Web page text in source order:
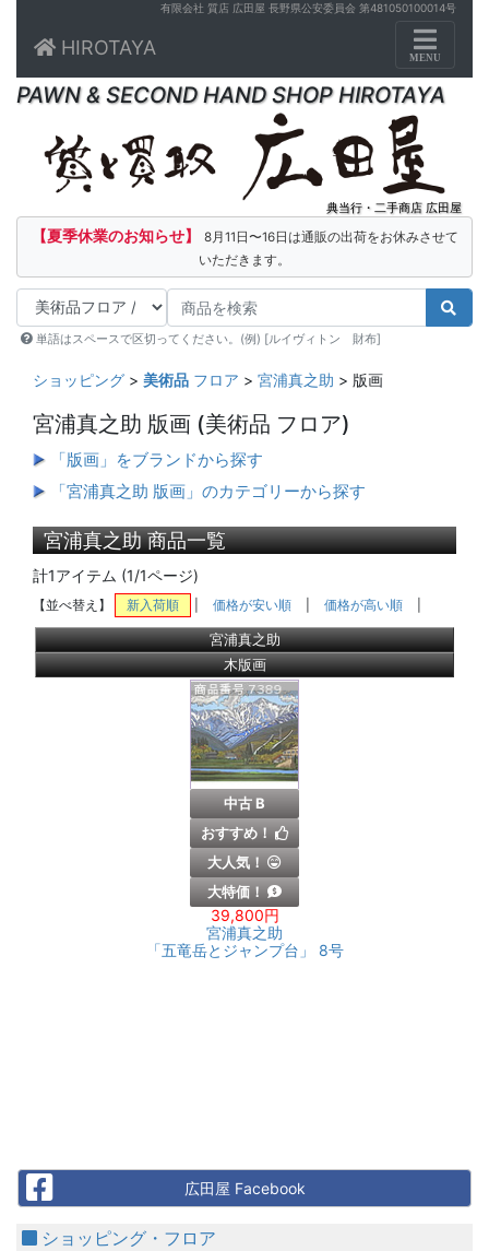
有限会社 質店 広田屋 長野県公安委員会 第481050100014号
HIROTAYA
Toggle
MENU
PAWN & SECOND HAND SHOP HIROTAYA
典当行・二手商店 広田屋
【夏季休業のお知らせ】
8月11日〜16日は通販の出荷をお休みさせて
いただきます。
単語はスペースで区切ってください。(例) [ルイヴィトン 財布]
ショッピング > 美術品 フロア > 宮浦真之助 > 版画
宮浦真之助 版画 (美術品 フロア)
「版画」をブランドから探す
「宮浦真之助 版画」のカテゴリーから探す
宮浦真之助 商品一覧
計1アイテム (1/1ページ)
【並べ替え】 新入荷順 価格が安い順 価格が高い順
宮浦真之助
木版画
中古 B
おすすめ！
大人気！
大特価！
39,800円
宮浦真之助
「五竜岳とジャンプ台」 8号
Facebook 広田屋 Facebook
ショッピング・フロア